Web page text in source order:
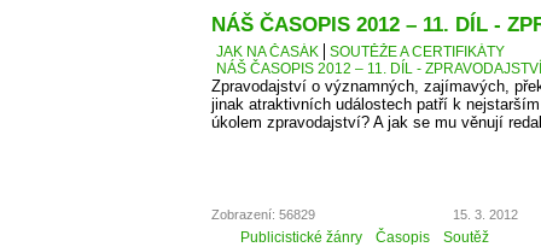
NÁŠ ČASOPIS 2012 – 11. DÍL -
JAK NA ČASÁK
SOUTĚŽE A CERTIFIKÁTY
NÁŠ ČASOPIS 2012 – 11. DÍL - ZPRAVODAJSTVÍ
Zpravodajství o významných, zajímavých,
jinak atraktivních událostech patří k
úkolem zpravodajství? A jak se mu věnují
Zobrazení: 56829 15. 3. 2012
Publicistické žánry Časopis Soutěž